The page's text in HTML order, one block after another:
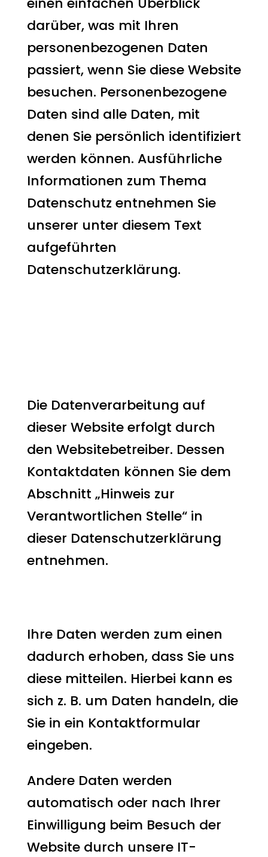
darüber, was mit Ihren
personenbezogenen Daten
passiert, wenn Sie diese Website
besuchen. Personenbezogene
Daten sind alle Daten, mit
denen Sie persönlich identifiziert
werden können. Ausführliche
Informationen zum Thema
Datenschutz entnehmen Sie
unserer unter diesem Text
aufgeführten
Datenschutzerklärung.
Die Datenverarbeitung auf
dieser Website erfolgt durch
den Websitebetreiber. Dessen
Kontaktdaten können Sie dem
Abschnitt „Hinweis zur
Verantwortlichen Stelle“ in
dieser Datenschutzerklärung
entnehmen.
Ihre Daten werden zum einen
dadurch erhoben, dass Sie uns
diese mitteilen. Hierbei kann es
sich z. B. um Daten handeln, die
Sie in ein Kontaktformular
eingeben.
Andere Daten werden
automatisch oder nach Ihrer
Einwilligung beim Besuch der
Website durch unsere IT-